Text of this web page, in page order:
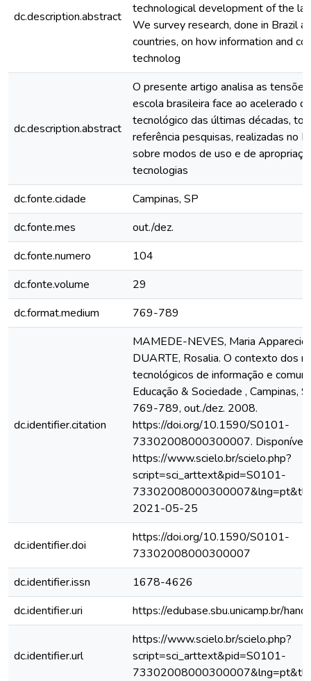
dc.description.abstract
technological development of the
We survey research, done in Brazil
countries, on how information and
technolog
dc.description.abstract
O presente artigo analisa as
escola brasileira face ao acelerado
tecnológico das últimas décadas,
referência pesquisas, realizadas no
sobre modos de uso e de
tecnologias
dc.fonte.cidade
Campinas, SP
dc.fonte.mes
out./dez.
dc.fonte.numero
104
dc.fonte.volume
29
dc.format.medium
769-789
dc.identifier.citation
MAMEDE-NEVES, Maria
DUARTE, Rosalia. O contexto dos
tecnológicos de informação e
Educação & Sociedade , Campinas,
769-789, out./dez. 2008.
https://doi.org/10.1590/S0101-
73302008000300007. Disponível
https://www.scielo.br/scielo.php?
script=sci_arttext&pid=S0101-
2021-05-25
dc.identifier.doi
https://doi.org/10.1590/S0101-
73302008000300007
dc.identifier.issn
1678-4626
dc.identifier.uri
https://edubase.sbu.unicamp.br/
dc.identifier.url
https://www.scielo.br/scielo.php?
script=sci_arttext&pid=S0101-